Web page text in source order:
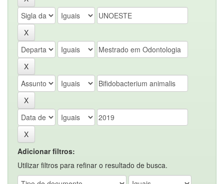
Adicionar filtros:
Utilizar filtros para refinar o resultado de busca.